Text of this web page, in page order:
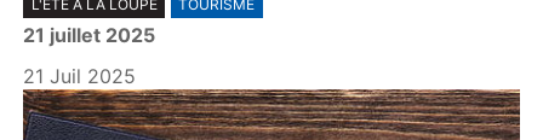
l
a
y
L'ÉTÉ À LA LOUPE TOURISME
21 juillet 2025
21 Juil 2025